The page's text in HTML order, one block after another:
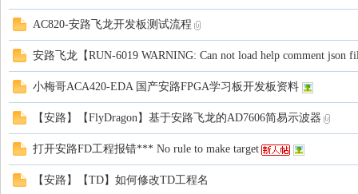
电
AC820-安路飞龙开发板测试流程
安路飞龙【RUN-6019 WARNING: Can not load help comment
小梅哥ACA420-EDA 国产安路FPGA学习板开发板资料
【安路】【FlyDragon】基于安路飞龙的AD7606简易示波器
打开安路FD工程报错*** No rule to make target
【安路】【TD】如何修改TD工程名